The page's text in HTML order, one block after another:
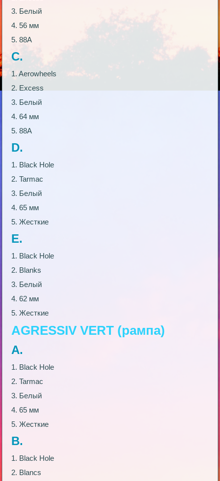
3. Белый
4. 56 мм
5. 88А
С.
1. Aerowheels
2. Excess
3. Белый
4. 64 мм
5. 88А
D.
1. Black Hole
2. Tarmac
3. Белый
4. 65 мм
5. Жесткие
E.
1. Black Hole
2. Blanks
3. Белый
4. 62 мм
5. Жесткие
AGRESSIV VERT (рампа)
А.
1. Black Hole
2. Tarmac
3. Белый
4. 65 мм
5. Жесткие
В.
1. Black Hole
2. Blancs